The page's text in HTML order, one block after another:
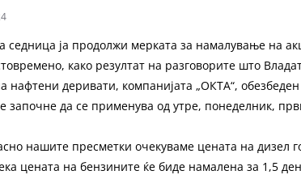
седница ја продолжи мерката за намалување на
како резултат на разговорите што
нафтени деривати, компанијата „ОКТА“,
започне да се применува од утре, понеделник,
нашите пресметки очекуваме цената на дизел
цената на бензините ќе биде намалена за 1,5